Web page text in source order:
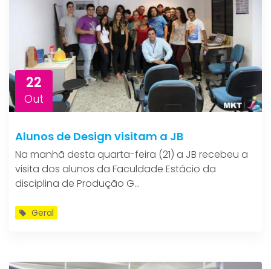
22
Out
Alunos de Design visitam a JB
Na manhã desta quarta-feira (21) a JB recebeu a
visita dos alunos da Faculdade Estácio da
disciplina de Produção G...
Geral